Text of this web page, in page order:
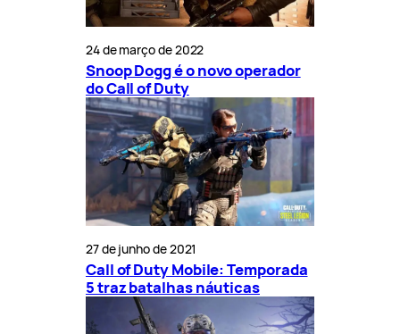
24 de março de 2022
Snoop Dogg é o novo operador
do Call of Duty
27 de junho de 2021
Call of Duty Mobile: Temporada
5 traz batalhas náuticas